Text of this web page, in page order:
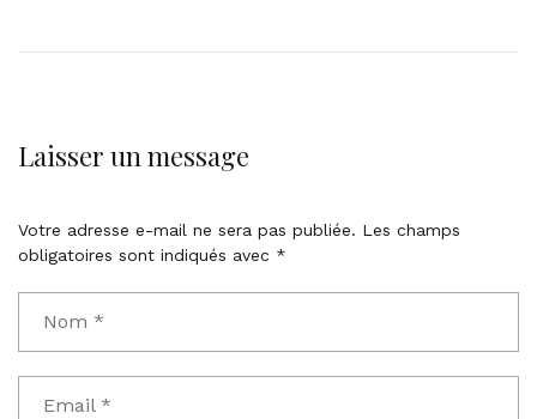
Laisser un message
Votre adresse e-mail ne sera pas publiée. Les champs
obligatoires sont indiqués avec *